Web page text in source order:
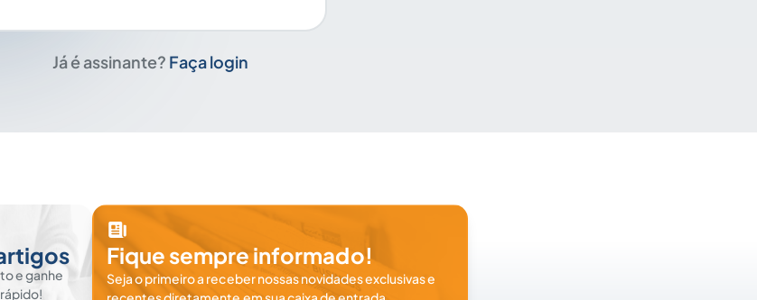
Já é assinante? Faça login
e ganhe
Fique sempre informado!
Seja o primeiro a receber nossas novidades exclusivas e